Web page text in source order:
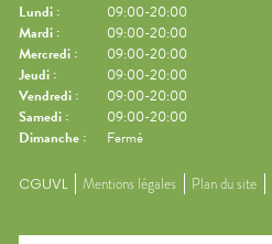
Lundi :
09:00-20:00
Mardi :
09:00-20:00
Mercredi :
09:00-20:00
Jeudi :
09:00-20:00
Vendredi :
09:00-20:00
Samedi :
09:00-20:00
Dimanche : Fermé
CGUVL Mentions légales Plan du site